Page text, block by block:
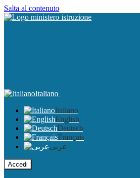
Salta al contenuto
Italiano
Italiano
English
Deutsch
Français
عربى
Accedi